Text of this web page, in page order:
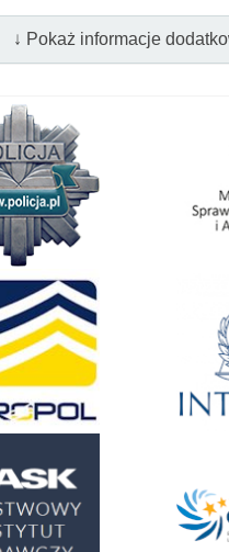
↓ Pokaż informacje